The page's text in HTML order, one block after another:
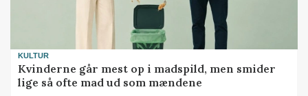
KULTUR
Kvinderne går mest op i madspild, men smider
lige så ofte mad ud som mændene